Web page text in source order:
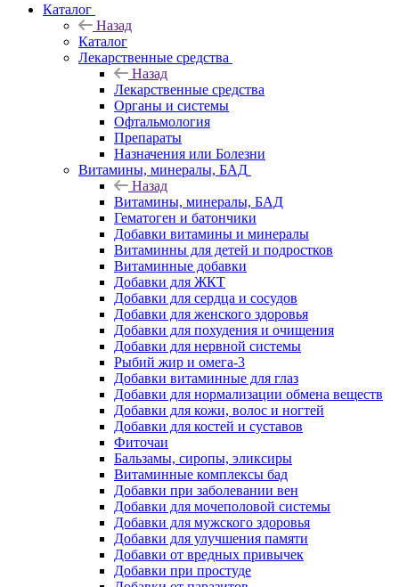
Каталог
Назад
Каталог
Лекарственные средства
Назад
Лекарственные средства
Органы и системы
Офтальмология
Препараты
Назначения или Болезни
Витамины, минералы, БАД
Назад
Витамины, минералы, БАД
Гематоген и батончики
Добавки витамины и минералы
Витаминны для детей и подростков
Витаминные добавки
Добавки для ЖКТ
Добавки для сердца и сосудов
Добавки для женского здоровья
Добавки для похудения и очищения
Добавки для нервной системы
Рыбий жир и омега-3
Добавки витаминные для глаз
Добавки для нормализации обмена веществ
Добавки для кожи, волос и ногтей
Добавки для костей и суставов
Фиточаи
Бальзамы, сиропы, эликсиры
Витаминные комплексы бад
Добавки при заболевании вен
Добавки для мочеполовой системы
Добавки для мужского здоровья
Добавки для улучшения памяти
Добавки от вредных привычек
Добавки при простуде